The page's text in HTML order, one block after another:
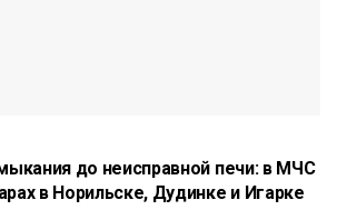
до неисправной печи: в МЧС
в Норильске, Дудинке и Игарке